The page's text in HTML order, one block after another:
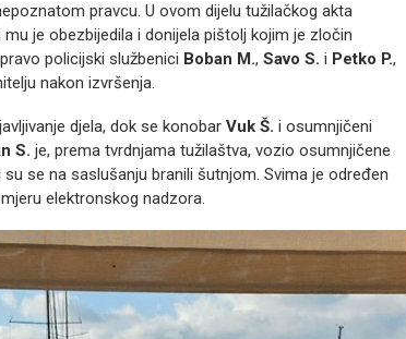
pravcu. U ovom dijelu tužilačkog akta
je obezbijedila i donijela pištolj kojim je zločin
policijski službenici Boban M., Savo S. i Petko P.,
nakon izvršenja.
djela, dok se konobar Vuk Š. i osumnjičeni
S. je, prema tvrdnjama tužilaštva, vozio osumnjičene
su se na saslušanju branili šutnjom. Svima je određen
elektronskog nadzora.